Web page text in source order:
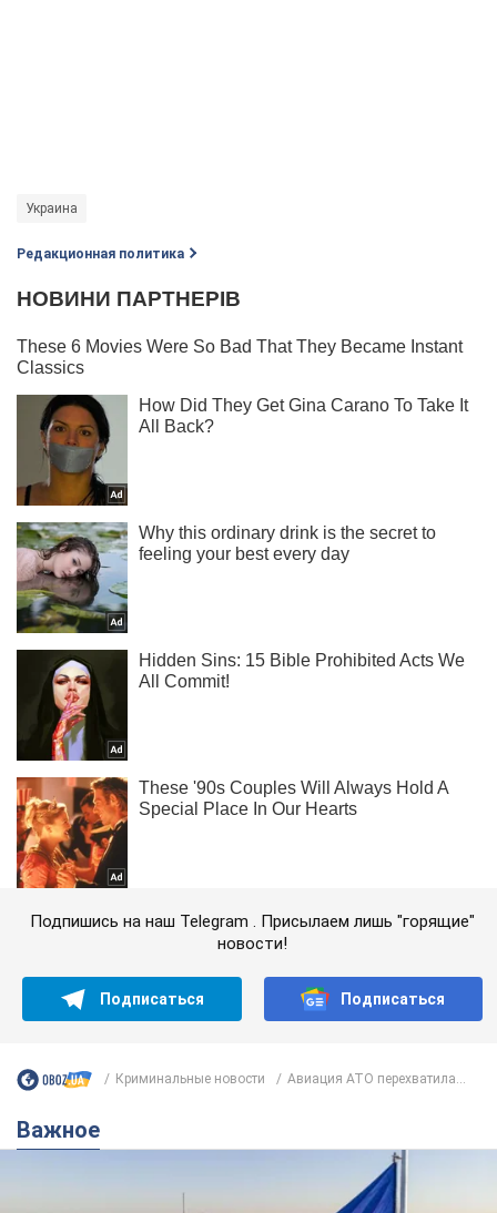
Украина
Редакционная политика
Подпишись на наш Telegram . Присылаем лишь "горящие"
новости!
Подписаться Подписаться
Криминальные новости Авиация АТО перехватила...
Важное